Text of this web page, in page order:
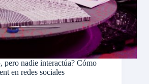
pero nadie interactúa? Cómo
en redes sociales